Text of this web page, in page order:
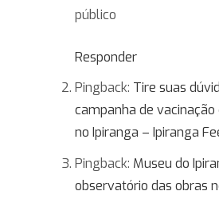
público
Responder
Pingback: Tire suas
campanha de
no Ipiranga – Ipiranga
Pingback: Museu do
observatório das obras